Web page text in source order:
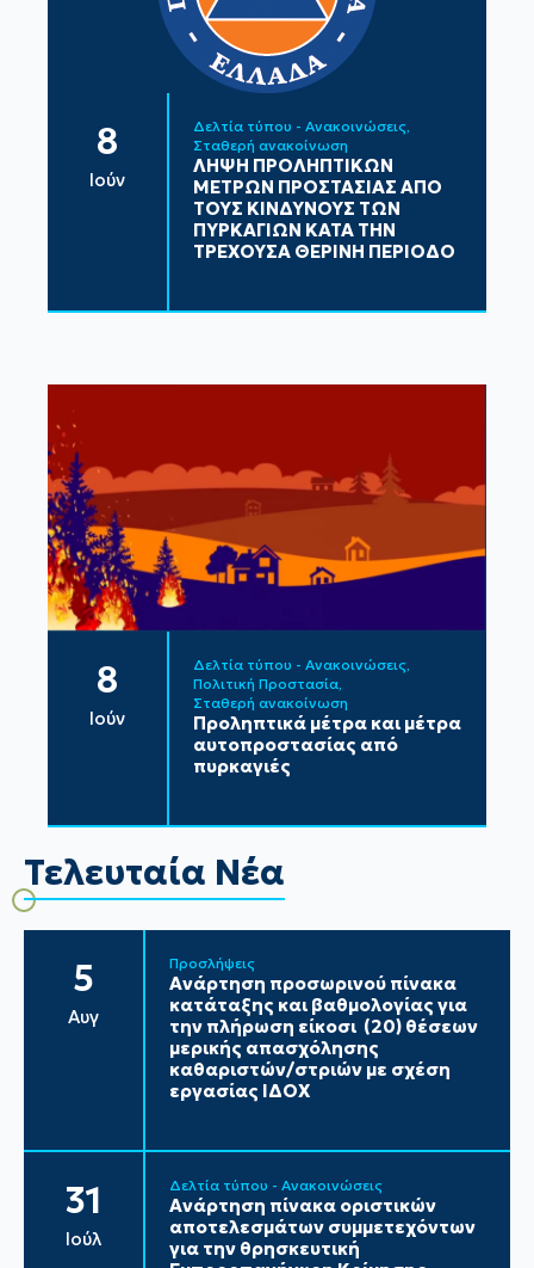
8
Ιούν
Δελτία τύπου - Ανακοινώσεις
Σταθερή ανακοίνωση
ΛΗΨΗ ΠΡΟΛΗΠΤΙΚΩΝ
ΜΕΤΡΩΝ ΠΡΟΣΤΑΣΙΑΣ ΑΠΟ
ΤΟΥΣ ΚΙΝΔΥΝΟΥΣ ΤΩΝ
ΠΥΡΚΑΓΙΩΝ ΚΑΤΑ ΤΗΝ
ΤΡΕΧΟΥΣΑ ΘΕΡΙΝΗ ΠΕΡΙΟΔΟ
8
Ιούν
Δελτία τύπου - Ανακοινώσεις
Πολιτική Προστασία
Σταθερή ανακοίνωση
Προληπτικά μέτρα και μέτρα
αυτοπροστασίας από
πυρκαγιές
Τελευταία Νέα
5
Αυγ
Προσλήψεις
Ανάρτηση προσωρινού πίνακα
κατάταξης και βαθμολογίας για
την πλήρωση είκοσι (20) θέσεων
μερικής απασχόλησης
καθαριστών/στριών με σχέση
εργασίας ΙΔΟΧ
31
Ιούλ
Δελτία τύπου - Ανακοινώσεις
Ανάρτηση πίνακα οριστικών
αποτελεσμάτων συμμετεχόντων
για την θρησκευτική